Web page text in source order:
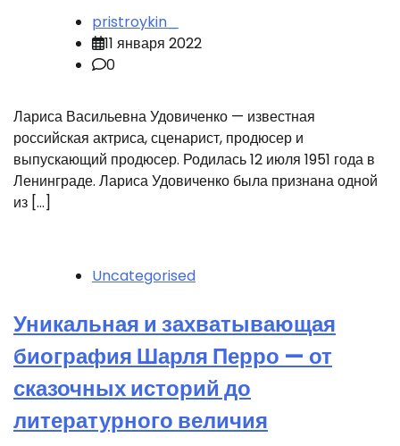
pristroykin_
11 января 2022
0
Лариса Васильевна Удовиченко — известная
российская актриса, сценарист, продюсер и
выпускающий продюсер. Родилась 12 июля 1951 года в
Ленинграде. Лариса Удовиченко была признана одной
из […]
Uncategorised
Уникальная и захватывающая
биография Шарля Перро — от
сказочных историй до
литературного величия